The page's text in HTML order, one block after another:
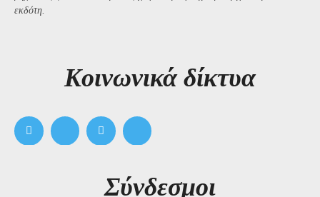
εκδότη.
Kοινωνικά δίκτυα
Σύνδεσμοι